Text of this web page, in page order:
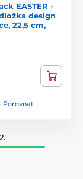
EASTER -
design
22,5 cm,
Porovnat